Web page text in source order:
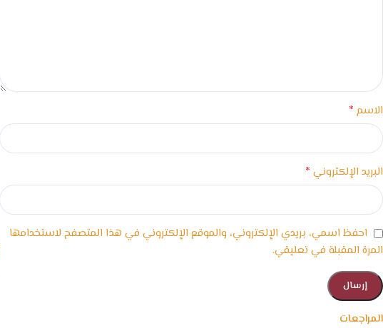
المراجعات
الاسم *
البريد الإلكتروني *
احفظ اسمي، بريدي الإلكتروني، والموقع الإلكتروني في هذا المتصفح لاستخدامها
المرة المقبلة في تعليقي.